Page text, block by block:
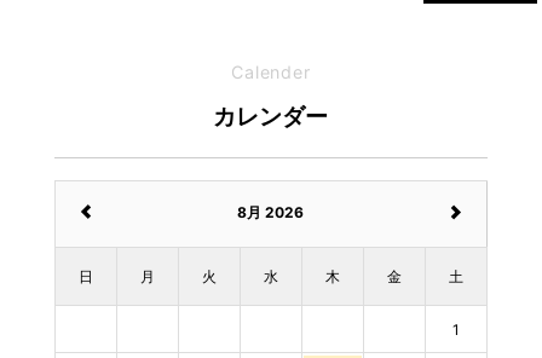
Calender
カレンダー
8月 2026
日 月 火 水 木 金 土
1